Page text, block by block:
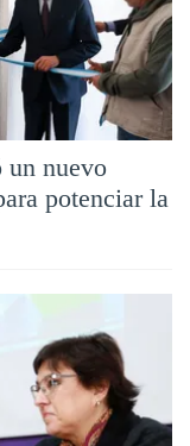
un nuevo
potenciar la